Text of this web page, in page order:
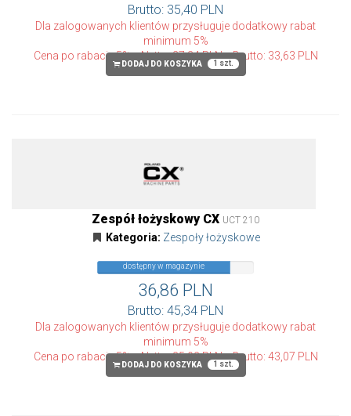
Brutto: 35,40 PLN
Dla zalogowanych klientów przysługuje dodatkowy rabat
minimum 5%
Cena po rabacie 5%
Netto: 27,34 PLN Brutto: 33,63 PLN
DODAJ DO KOSZYKA 1 szt.
Zespół łożyskowy CX UCT 210
Kategoria: Zespoły łożyskowe
dostępny w magazynie
36,86 PLN
Brutto: 45,34 PLN
Dla zalogowanych klientów przysługuje dodatkowy rabat
minimum 5%
Cena po rabacie 5%
Netto: 35,02 PLN Brutto: 43,07 PLN
DODAJ DO KOSZYKA 1 szt.